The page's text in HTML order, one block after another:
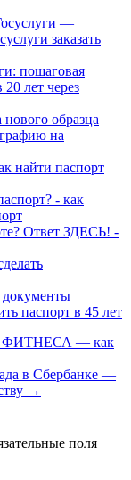
—
заказать
пошаговая
лет через
нового образца
на
найти паспорт
- как
Ответ ЗДЕСЬ! -
документы
паспорт в 45 лет
ФИТНЕСА — как
в Сбербанке —
→
поля